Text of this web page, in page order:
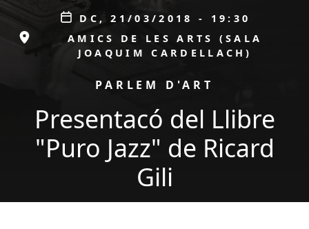
Data
DC, 21/03/2018 - 19:30
ESPAIAMICS DE LES ARTS (SALA
JOAQUIM CARDELLACH)
PROMOCIÓPARLEM D'ART
Presentacó del Llibre
"Puro Jazz" de Ricard
Gili